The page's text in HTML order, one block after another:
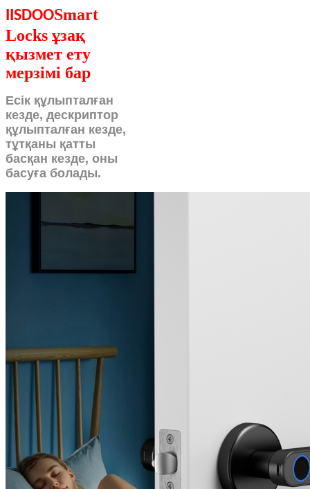
IISDOOSmart
Locks ұзақ
қызмет ету
мерзімі бар
Есік құлыпталған
кезде, дескриптор
құлыпталған кезде,
тұтқаны қатты
басқан кезде, оны
басуға болады.